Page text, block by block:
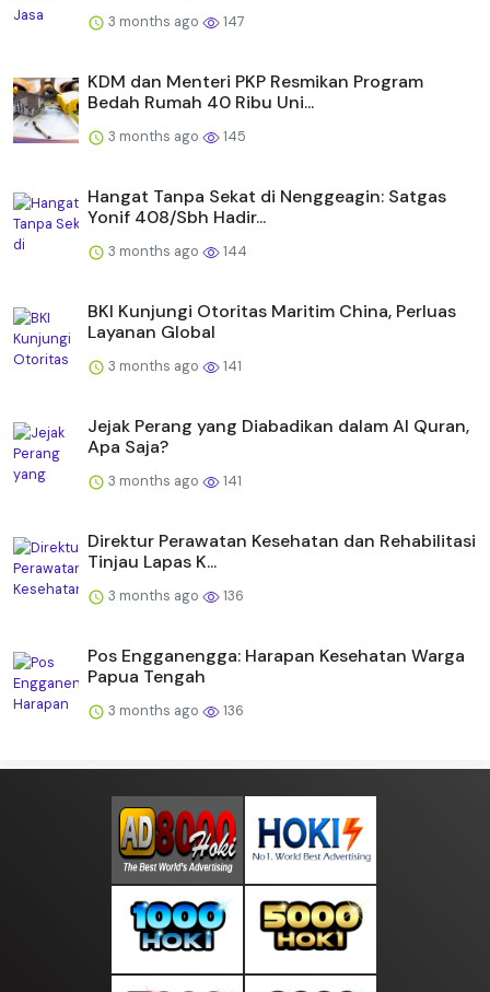
3 months ago 147
KDM dan Menteri PKP Resmikan Program
Bedah Rumah 40 Ribu Uni...
3 months ago 145
Hangat Tanpa Sekat di Nenggeagin: Satgas
Yonif 408/Sbh Hadir...
3 months ago 144
BKI Kunjungi Otoritas Maritim China, Perluas
Layanan Global
3 months ago 141
Jejak Perang yang Diabadikan dalam Al Quran,
Apa Saja?
3 months ago 141
Direktur Perawatan Kesehatan dan Rehabilitasi
Tinjau Lapas K...
3 months ago 136
Pos Engganengga: Harapan Kesehatan Warga
Papua Tengah
3 months ago 136